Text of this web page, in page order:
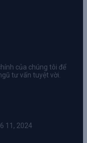
của chúng tôi để
tư vấn tuyệt vời.
11, 2024